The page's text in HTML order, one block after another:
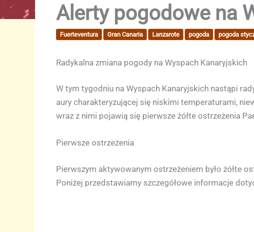
Alerty pogodowe na
Fuerteventura Gran Canaria Lanzarote pogoda pogoda
Radykalna zmiana pogody na Wyspach Kanaryjskich
W tym tygodniu na Wyspach Kanaryjskich nastąpi
aury charakteryzującej się niskimi temperaturami,
wraz z nimi pojawią się pierwsze żółte ostrzeżenia
Pierwsze ostrzeżenia
Pierwszym aktywowanym ostrzeżeniem było żółte
Poniżej przedstawiamy szczegółowe informacje